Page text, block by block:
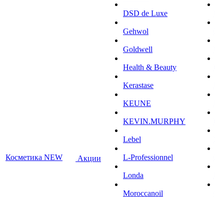
Косметика NEW Акции
DSD de Luxe
Gehwol
Goldwell
Health & Beauty
Kerastase
KEUNE
KEVIN.MURPHY
Lebel
L-Professionnel
Londa
Moroccanoil